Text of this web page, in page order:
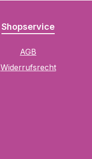
Shopservice
AGB
Widerrufsrecht